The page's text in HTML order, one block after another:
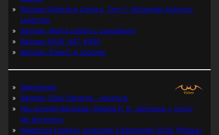
Batman Detective Comics, Tom 1: Gothamski Nokturn:
Uwertura
Batman: Wojna żartów z zagadkami
Batman #445-447, #480
Batman: Śmierć w rodzinie
Wątpliwość
Batman: Dark Patterns – recenzja
Nie prześpij Batmana i Robina P. K. Johnsona + zimny
jak lód bonus
Najlepsze komiksy związane z Batmanem 2025 (Polska i